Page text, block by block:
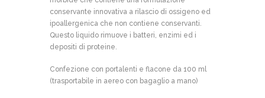
conservante innovativa a rilascio di ossigeno ed
ipoallergenica che non contiene conservanti.
Questo liquido rimuove i batteri, enzimi ed i
depositi di proteine.
Confezione con portalenti e flacone da 100 ml
(trasportabile in aereo con bagaglio a mano)